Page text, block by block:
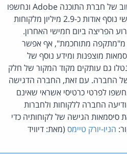
האקרים חדרו למערכות המחשוב של חברת התוכנה Adobe ונחשפו
לפרטי כרטיסי אשראי ומידע אישי נוסף אודות כ-2.9 מיליון מלקוחות
הפריצה ביום חמישי האחרון.
מ"מתקפה מתוחכמת", אף אפשר
מוצפנות ומידע נוסף של
גם עותקים מקוד המקור של חלק
של החברה. עם זאת, החברה הדגישה
לפרטי כרטיסי אשראי שאינם
החברה ללקוחות ולחברות
סיסמאות הגישה של לקוחותיה כדי
הניו-יורק טיימס (מאת: דיוויד